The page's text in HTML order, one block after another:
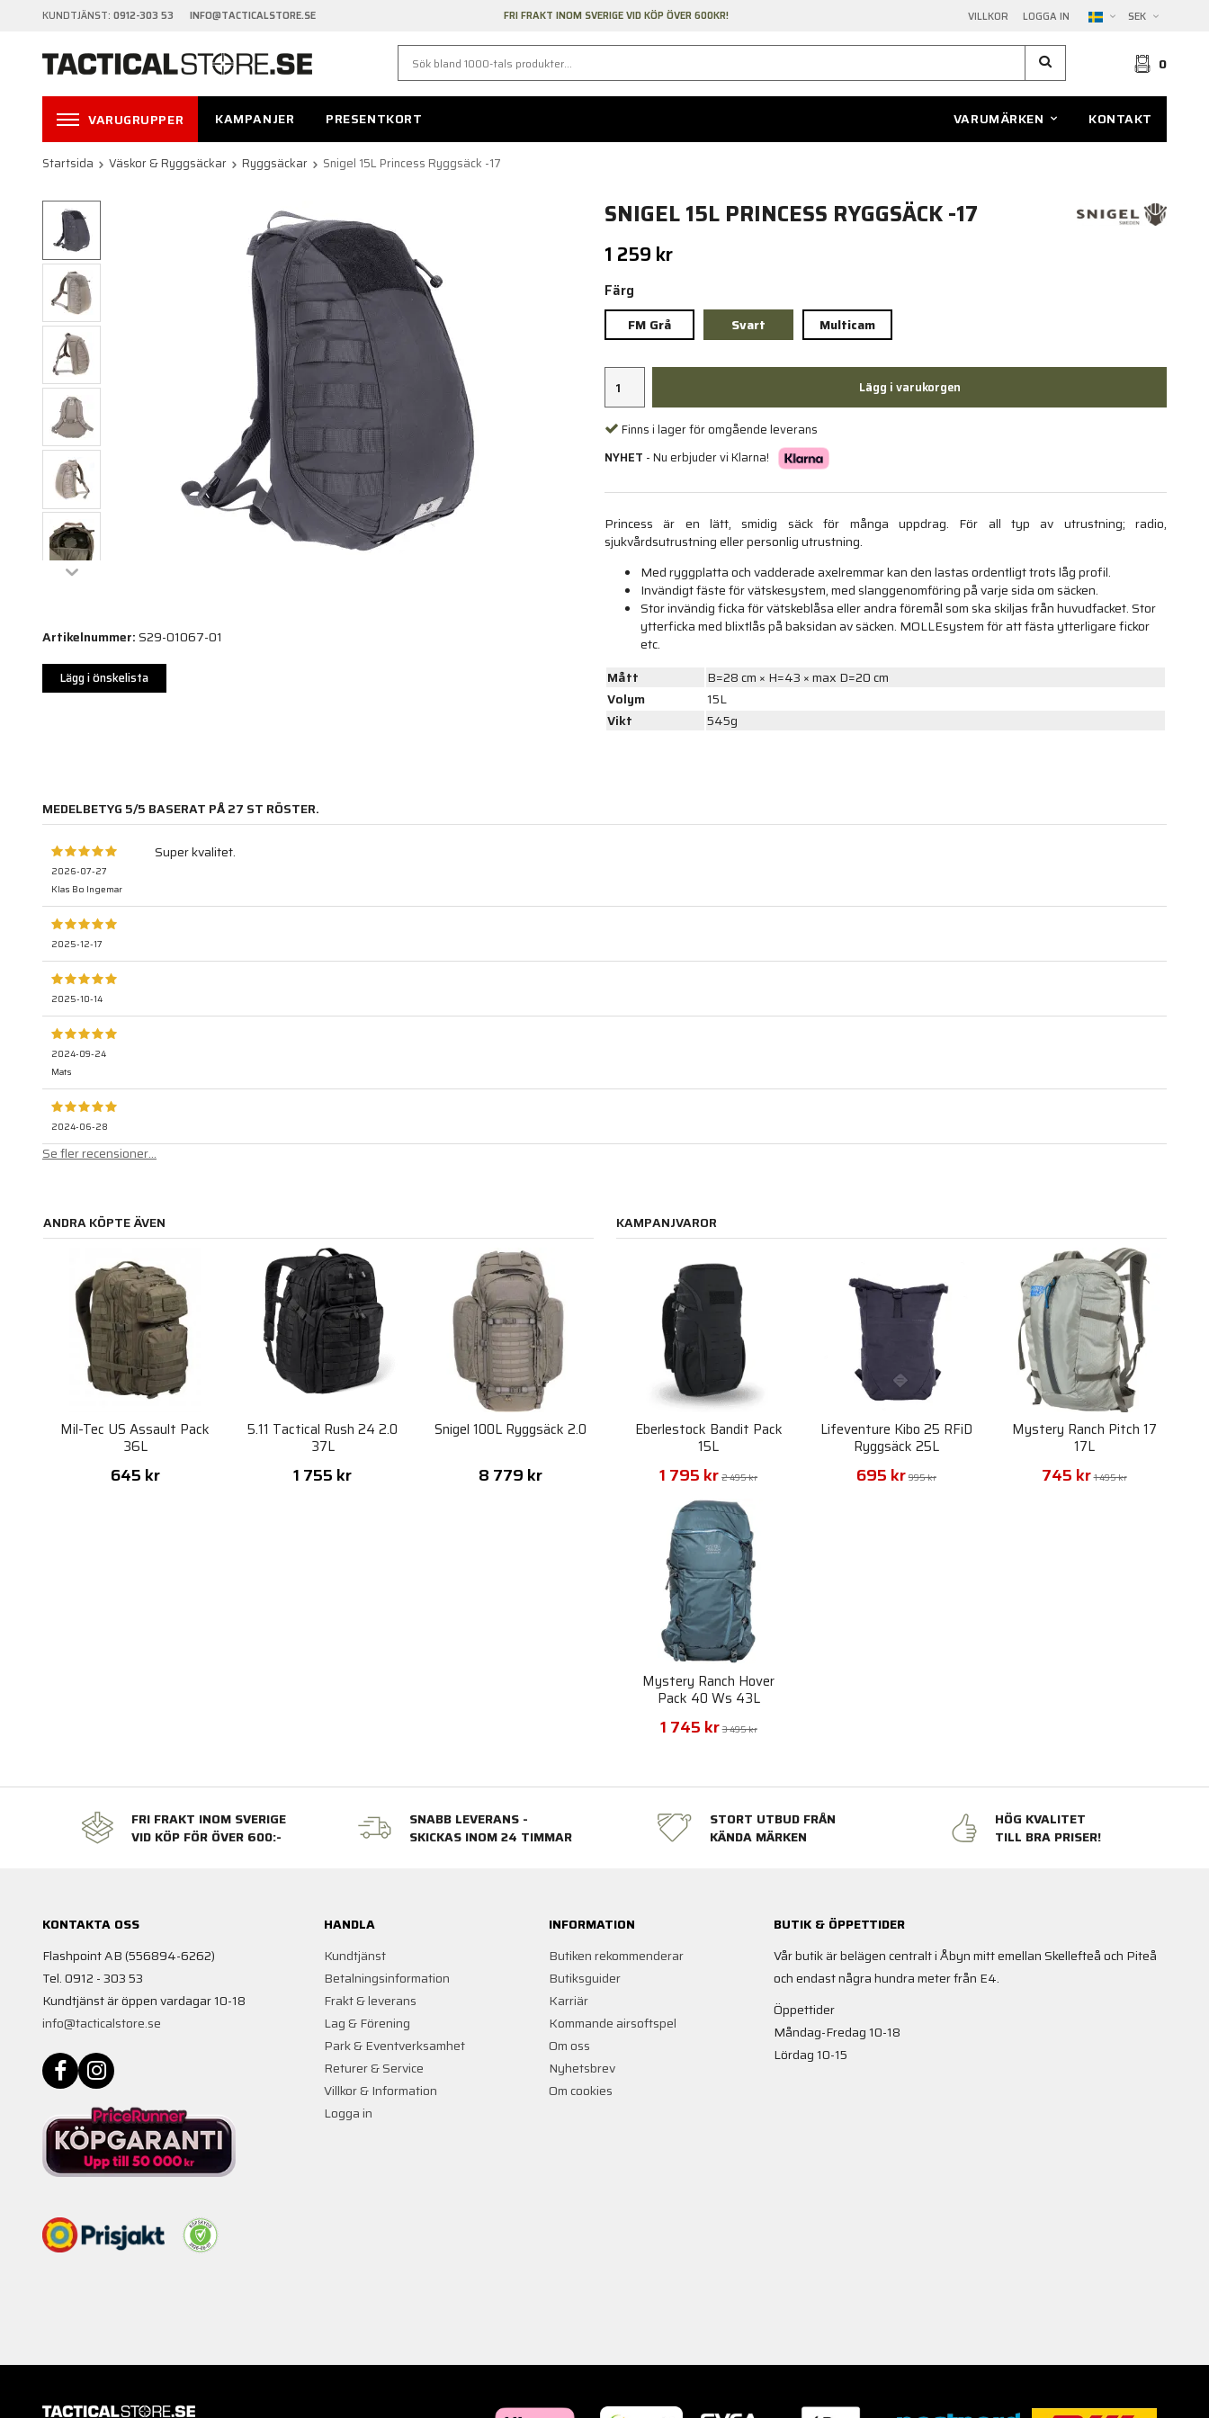
KUNDTJÄNST: 0912-303 53 INFO@TACTICALSTORE.SE VILLKOR LOGGA IN SEK
FRI FRAKT INOM SVERIGE VID KÖP ÖVER 600KR!
0
VARUGRUPPER KAMPANJER PRESENTKORT VARUMÄRKEN KONTAKT
Startsida Väskor & Ryggsäckar Ryggsäckar Snigel 15L Princess Ryggsäck -17
SNIGEL 15L PRINCESS RYGGSÄCK -17
1 259 kr
Färg
FM Grå Svart Multicam
Lägg i varukorgen
Finns i lager för omgående leverans
NYHET - Nu erbjuder vi Klarna!
Princess är en lätt, smidig säck för många uppdrag. För all typ av utrustning; radio,
sjukvårdsutrustning eller personlig utrustning.
Med ryggplatta och vadderade axelremmar kan den lastas ordentligt trots låg profil.
Invändigt fäste för vätskesystem, med slanggenomföring på varje sida om säcken.
Stor invändig ficka för vätskeblåsa eller andra föremål som ska skiljas från huvudfacket. Stor
ytterficka med blixtlås på baksidan av säcken. MOLLEsystem för att fästa ytterligare fickor
etc.
Mått
B=28 cm × H=43 × max D=20 cm
Volym
15L
Vikt
545g
Artikelnummer:S29-01067-01
Lägg i önskelista
MEDELBETYG 5/5 BASERAT PÅ27 ST RÖSTER.
2026-07-27
Klas Bo Ingemar
Super kvalitet.
2025-12-17
2025-10-14
2024-09-24
Mats
2024-06-28
Se fler recensioner...
ANDRA KÖPTE ÄVEN
Mil-Tec US Assault Pack
36L
645 kr
5.11 Tactical Rush 24 2.0
37L
1 755 kr
Snigel 100L Ryggsäck 2.0
8 779 kr
KAMPANJVAROR
Eberlestock Bandit Pack
15L
1 795 kr 2 495 kr
Lifeventure Kibo 25 RFiD
Ryggsäck 25L
695 kr 995 kr
Mystery Ranch Pitch 17
17L
745 kr 1 495 kr
Mystery Ranch Hover
Pack 40 Ws 43L
1 745 kr 3 495 kr
FRI FRAKT INOM SVERIGE
VID KÖP FÖR ÖVER 600:-
SNABB LEVERANS -
SKICKAS INOM 24 TIMMAR
STORT UTBUD FRÅN
KÄNDA MÄRKEN
HÖG KVALITET
TILL BRA PRISER!
KONTAKTA OSS
Flashpoint AB (556894-6262)
Tel. 0912 - 303 53
Kundtjänst är öppen vardagar 10-18
info@tacticalstore.se
HANDLA
Kundtjänst
Betalningsinformation
Frakt & leverans
Lag & Förening
Park & Eventverksamhet
Returer & Service
Villkor & Information
Logga in
INFORMATION
Butiken rekommenderar
Butiksguider
Karriär
Kommande airsoftspel
Om oss
Nyhetsbrev
Om cookies
BUTIK & ÖPPETTIDER
Vår butik är belägen centralt i Åbyn mitt emellan Skellefteå och Piteå
och endast några hundra meter från E4.
Öppettider
Måndag-Fredag 10-18
Lördag 10-15